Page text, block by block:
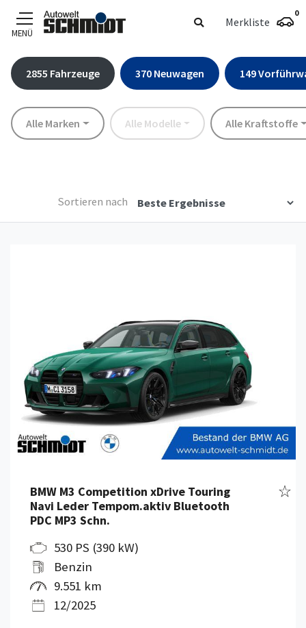
MENÜ
Merkliste
0
2855 Fahrzeuge 370 Neuwagen 149
MarkeAlle Marken ModellAlle Modelle Kraftstoff
Alle Kraftstoffe
Sortieren nach
BMW M3 Competition xDrive Touring
Navi Leder Tempom.aktiv Bluetooth
PDC MP3 Schn.
530 PS (390 kW)
Benzin
9.551 km
12/2025